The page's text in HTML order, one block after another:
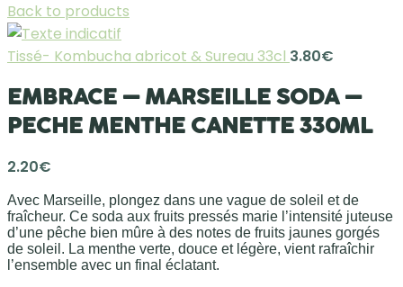
Back to products
Tissé- Kombucha abricot & Sureau 33cl 3.80€
EMBRACE – MARSEILLE SODA –
PECHE MENTHE CANETTE 330ML
2.20€
Avec Marseille, plongez dans une vague de soleil et de
fraîcheur. Ce soda aux fruits pressés marie l’intensité juteuse
d’une pêche bien mûre à des notes de fruits jaunes gorgés
de soleil. La menthe verte, douce et légère, vient rafraîchir
l’ensemble avec un final éclatant.